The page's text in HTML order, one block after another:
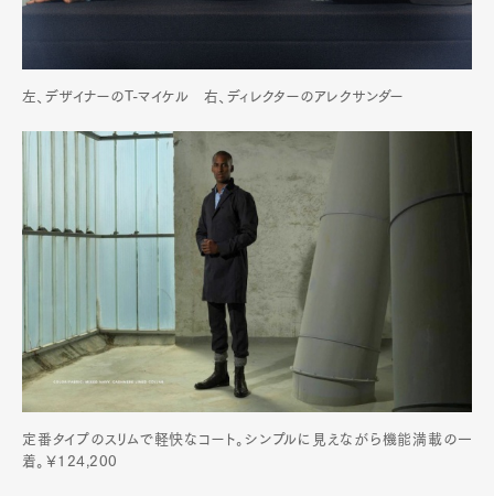
左、デザイナーのT-マイケル 右、ディレクターのアレクサンダー
定番タイプのスリムで軽快なコート。シンプルに見えながら機能満載の一
着。￥124,200